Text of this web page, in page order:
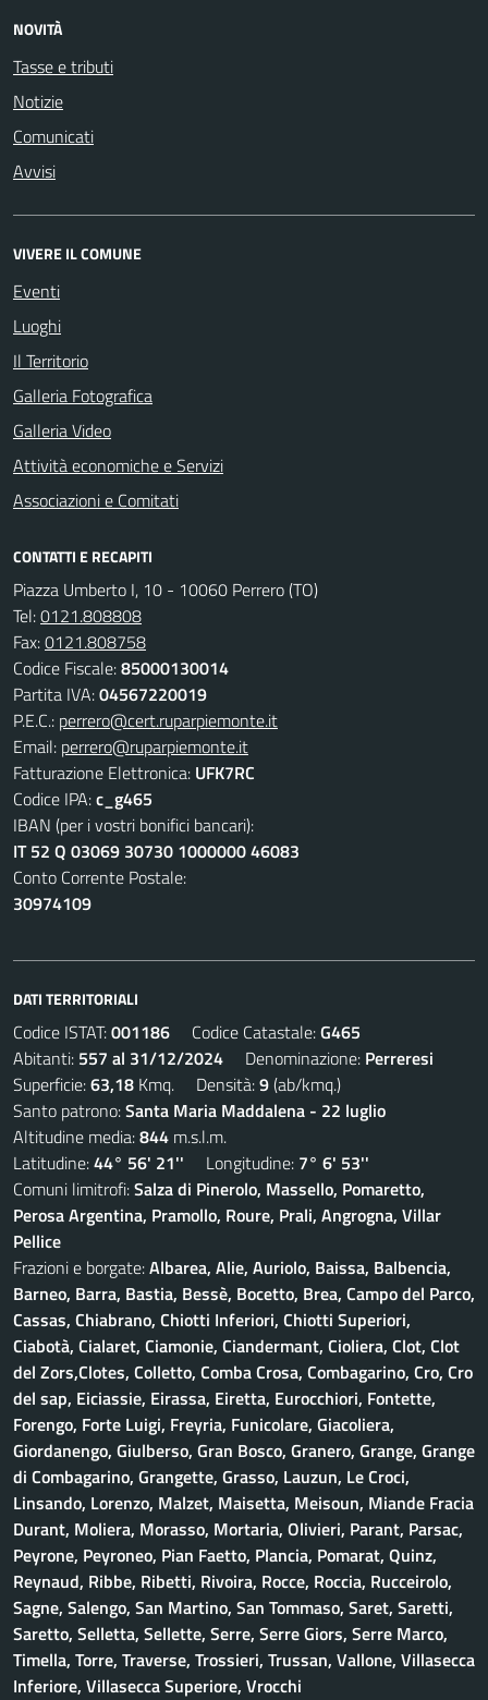
NOVITÀ
Tasse e tributi
Notizie
Comunicati
Avvisi
VIVERE IL COMUNE
Eventi
Luoghi
Il Territorio
Galleria Fotografica
Galleria Video
Attività economiche e Servizi
Associazioni e Comitati
CONTATTI E RECAPITI
Piazza Umberto I, 10 - 10060 Perrero (TO)
Tel:0121.808808
Fax:0121.808758
Codice Fiscale:85000130014
Partita IVA:04567220019
P.E.C.: perrero@cert.ruparpiemonte.it
Email: perrero@ruparpiemonte.it
Fatturazione Elettronica: UFK7RC
Codice IPA:c_g465
IBAN (per i vostri bonifici bancari):
IT 52 Q 03069 30730 1000000 46083
Conto Corrente Postale:
30974109
DATI TERRITORIALI
Codice ISTAT:001186 Codice Catastale:G465
Abitanti: 557 al 31/12/2024 Denominazione: Perreresi
Superficie:63,18 Kmq. Densità:9(ab/kmq.)
Santo patrono:Santa Maria Maddalena - 22 luglio
Altitudine media:844 m.s.l.m.
Latitudine:44° 56' 21'' Longitudine: 7° 6' 53''
Comuni limitrofi:Salza di Pinerolo, Massello, Pomaretto,
Perosa Argentina, Pramollo, Roure, Prali, Angrogna, Villar
Pellice
Frazioni e borgate:Albarea, Alie, Auriolo, Baissa, Balbencia,
Barneo, Barra, Bastia, Bessè, Bocetto, Brea, Campo del Parco,
Cassas, Chiabrano, Chiotti Inferiori, Chiotti Superiori,
Ciabotà, Cialaret, Ciamonie, Ciandermant, Cioliera, Clot, Clot
del Zors,Clotes, Colletto, Comba Crosa, Combagarino, Cro, Cro
del sap, Eiciassie, Eirassa, Eiretta, Eurocchiori, Fontette,
Forengo, Forte Luigi, Freyria, Funicolare, Giacoliera,
Giordanengo, Giulberso, Gran Bosco, Granero, Grange, Grange
di Combagarino, Grangette, Grasso, Lauzun, Le Croci,
Linsando, Lorenzo, Malzet, Maisetta, Meisoun, Miande Fracia
Durant, Moliera, Morasso, Mortaria, Olivieri, Parant, Parsac,
Peyrone, Peyroneo, Pian Faetto, Plancia, Pomarat, Quinz,
Reynaud, Ribbe, Ribetti, Rivoira, Rocce, Roccia, Rucceirolo,
Sagne, Salengo, San Martino, San Tommaso, Saret, Saretti,
Saretto, Selletta, Sellette, Serre, Serre Giors, Serre Marco,
Timella, Torre, Traverse, Trossieri, Trussan, Vallone, Villasecca
Inferiore, Villasecca Superiore, Vrocchi